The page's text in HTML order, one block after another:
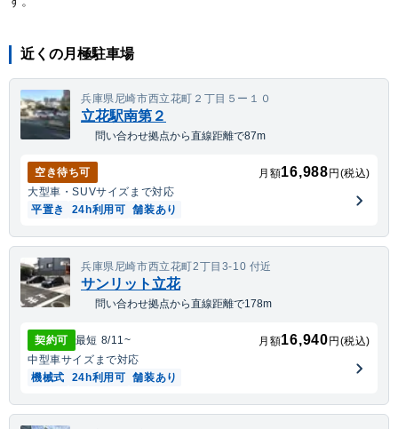
近くの月極駐車場
兵庫県尼崎市西立花町２丁目５ー１０
立花駅南第２
問い合わせ拠点から直線距離で87m
空き待ち可 月額16,988 円(税込)
大型車・SUVサイズまで対応
平置き
24h利用可 舗装あり
兵庫県尼崎市西立花町2丁目3-10 付近
サンリット立花
問い合わせ拠点から直線距離で178m
契約可 最短 8/11~ 月額16,940 円(税込)
中型車サイズまで対応
機械式
24h利用可 舗装あり